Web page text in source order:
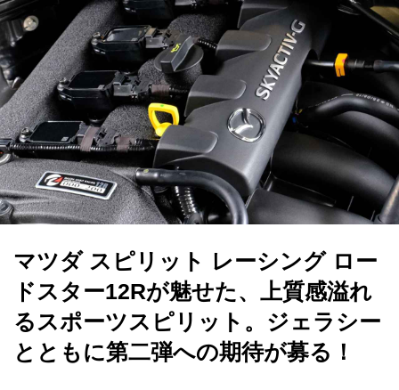
マツダ スピリット レーシング ロー
ドスター12Rが魅せた、上質感溢れ
るスポーツスピリット。ジェラシー
とともに第二弾への期待が募る！